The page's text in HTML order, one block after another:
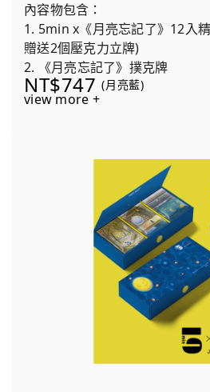
內容物包含：
1. 5min x《月亮忘記了》12入
贈送2個壓克力立牌)
2. 《月亮忘記了》撲克牌
NT$747 (月亮藍)
view more +